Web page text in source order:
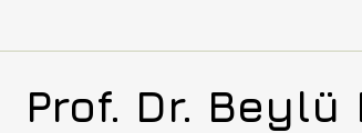
Prof. Dr.